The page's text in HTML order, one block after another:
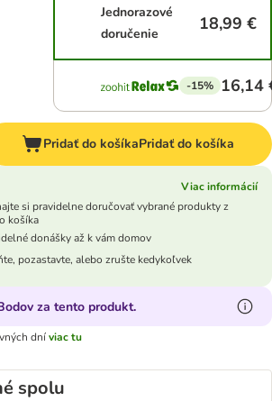
Jednorazové
doručenie
18,99 €
-15% 16,14
Pridať do košíkaPridať do košíka
Viac informácií
si pravidelne doručovať vybrané produkty z
košíka
donášky až k vám domov
pozastavte, alebo zrušte kedykoľvek
za tento produkt.
dníviac tu
spolu